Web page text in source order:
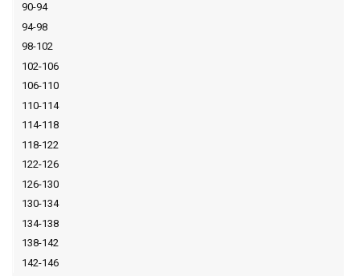
90-94
94-98
98-102
102-106
106-110
110-114
114-118
118-122
122-126
126-130
130-134
134-138
138-142
142-146